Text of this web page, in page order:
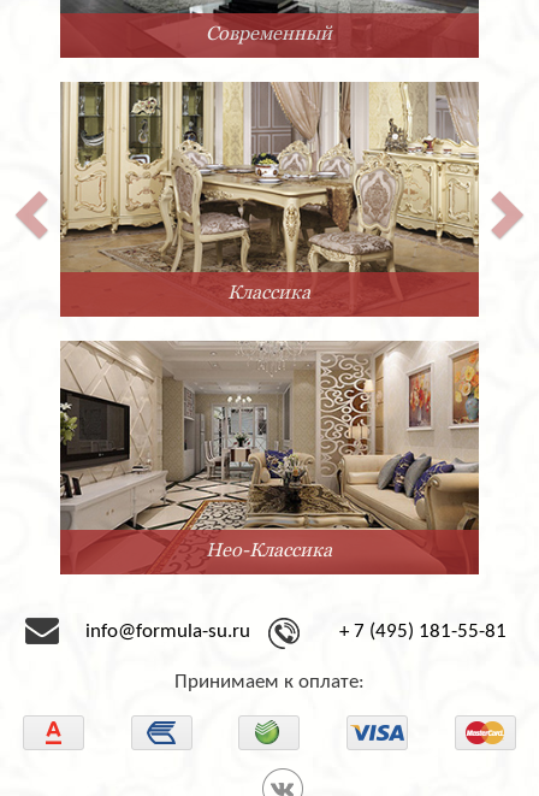
Арт-Деко
Прованс
Минимализм
info@formula-su.ru + 7 (495) 181-55-81
Принимаем к оплате: